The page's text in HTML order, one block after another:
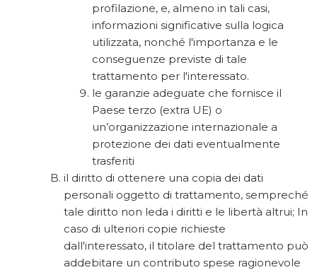
profilazione, e, almeno in tali casi,
informazioni significative sulla logica
utilizzata, nonché l'importanza e le
conseguenze previste di tale
trattamento per l'interessato.
le garanzie adeguate che fornisce il
Paese terzo (extra UE) o
un’organizzazione internazionale a
protezione dei dati eventualmente
trasferiti
il diritto di ottenere una copia dei dati
personali oggetto di trattamento, sempreché
tale diritto non leda i diritti e le libertà altrui; In
caso di ulteriori copie richieste
dall'interessato, il titolare del trattamento può
addebitare un contributo spese ragionevole